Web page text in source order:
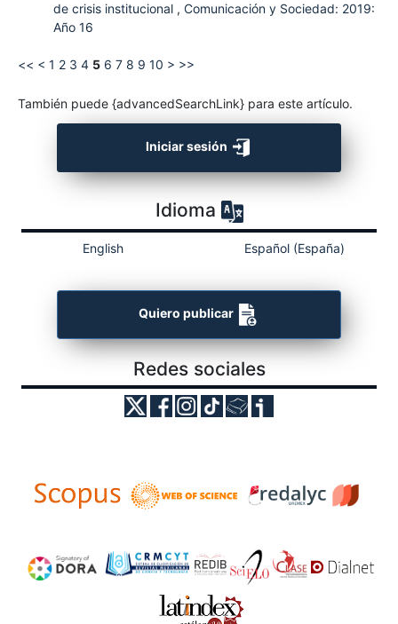
de crisis institucional , Comunicación y Sociedad: 2019:
Año 16
<< < 1 2 3 4 5 6 7 8 9 10 > >>
También puede {advancedSearchLink} para este artículo.
Iniciar sesión
Idioma
English Español (España)
Quiero publicar
Redes sociales